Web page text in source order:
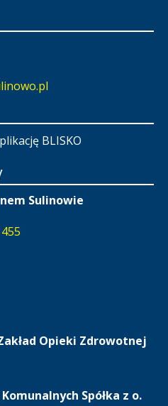
Sulinowie
Opieki Zdrowotnej
Spółka z o.